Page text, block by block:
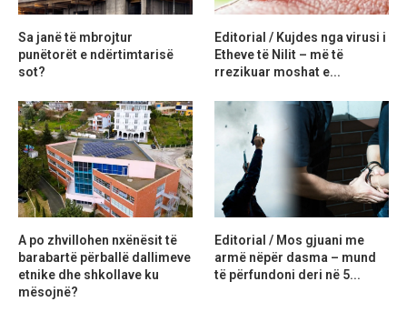
Sa janë të mbrojtur
punëtorët e ndërtimtarisë
sot?
Editorial / Kujdes nga virusi i
Etheve të Nilit – më të
rrezikuar moshat e...
A po zhvillohen nxënësit të
barabartë përballë dallimeve
etnike dhe shkollave ku
mësojnë?
Editorial / Mos gjuani me
armë nëpër dasma – mund
të përfundoni deri në 5...